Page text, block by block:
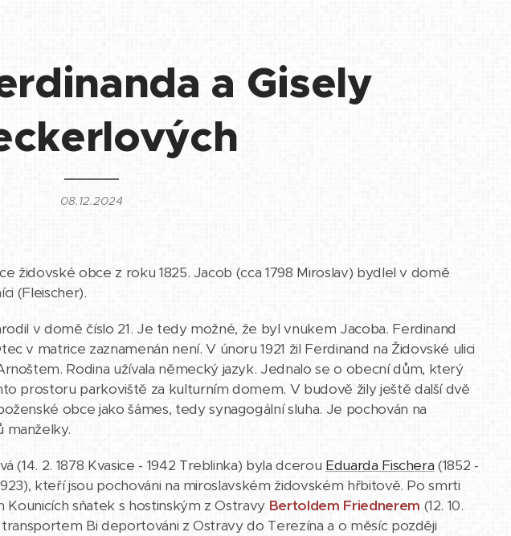
a Gisely
08.12.2024
židovské obce z roku 1825. Jacob (cca 1798 Miroslav) bydlel v domě
(Fleischer).
v domě číslo 21. Je tedy možné, že byl vnukem Jacoba. Ferdinand
v matrice zaznamenán není. V únoru 1921 žil Ferdinand na Židovské ulici
Rodina užívala německý jazyk. Jednalo se o obecní dům, který
prostoru parkoviště za kulturním domem. V budově žily ještě další dvě
obce jako šámes, tedy synagogální sluha. Je pochován na
manželky.
(14. 2. 1878 Kvasice - 1942 Treblinka) byla dcerou Eduarda Fischera (1852 -
kteří jsou pochováni na miroslavském židovském hřbitově. Po smrti
Kounicích sňatek s hostinským z Ostravy Bertoldem Friednerem (12. 10.
transportem Bi deportováni z Ostravy do Terezína a o měsíc později